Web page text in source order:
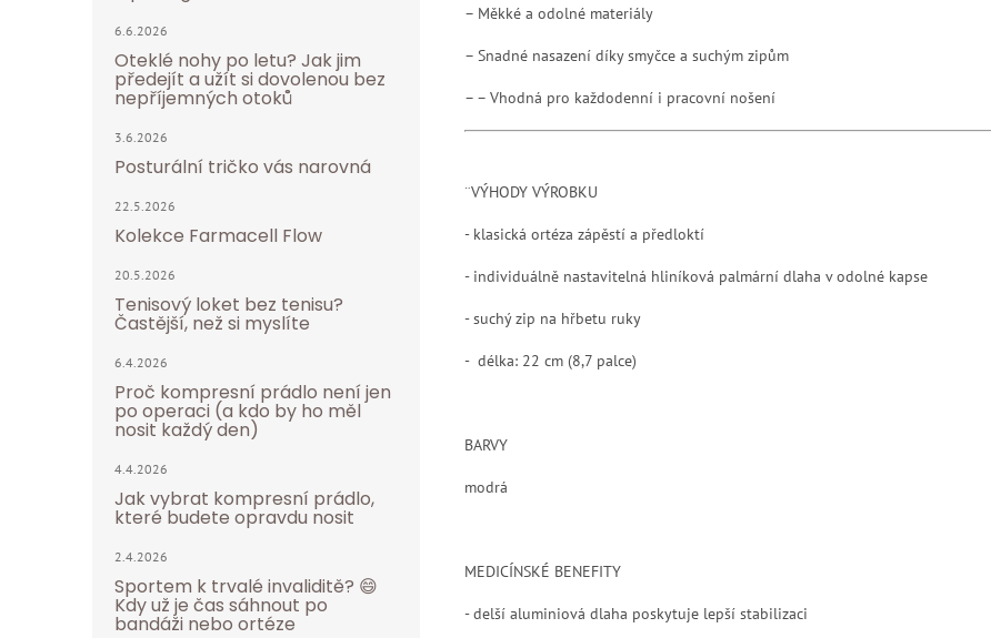
6.6.2026
Oteklé nohy po letu? Jak jim
předejít a užít si dovolenou bez
nepříjemných otoků
3.6.2026
Posturální tričko vás narovná
22.5.2026
Kolekce Farmacell Flow
20.5.2026
Tenisový loket bez tenisu?
Častější, než si myslíte
6.4.2026
Proč kompresní prádlo není jen
po operaci (a kdo by ho měl
nosit každý den)
4.4.2026
Jak vybrat kompresní prádlo,
které budete opravdu nosit
2.4.2026
Sportem k trvalé invaliditě? 😄
Kdy už je čas sáhnout po
bandáži nebo ortéze
– Měkké a odolné materiály
– Snadné nasazení díky smyčce a suchým zipům
– – Vhodná pro každodenní i pracovní nošení
¨VÝHODY VÝROBKU
- klasická ortéza zápěstí a předloktí
- individuálně nastavitelná hliníková palmární dlaha v odolné kapse
- suchý zip na hřbetu ruky
- délka: 22 cm (8,7 palce)
BARVY
modrá
MEDICÍNSKÉ BENEFITY
- delší aluminiová dlaha poskytuje lepší stabilizaci